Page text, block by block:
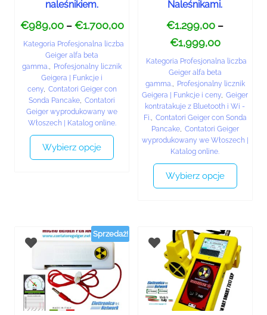
naleśnikiem.
€989,00 – €1.700,00
Kategoria Profesjonalna liczba
Geiger alfa beta
gamma., Profesjonalny licznik
Geigera | Funkcje i
ceny, Contatori Geiger con
Sonda Pancake, Contatori
Geiger wyprodukowany we
Włoszech | Katalog online.
Wybierz opcje
Naleśnikami.
€1.299,00 –
€1,999,00
Kategoria Profesjonalna liczba
Geiger alfa beta
gamma., Profesjonalny licznik
Geigera | Funkcje i ceny, Geiger
kontratakuje z Bluetooth i Wi -
Fi., Contatori Geiger con Sonda
Pancake, Contatori Geiger
wyprodukowany we Włoszech |
Katalog online.
Wybierz opcje
Sprzedaż!